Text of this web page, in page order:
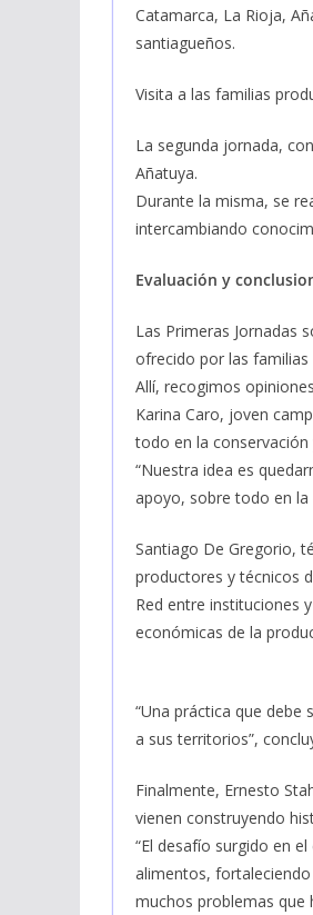
Catamarca, La Rioja,
santiagueños.
Visita a las familias
La segunda jornada,
Añatuya.
Durante la misma, se
intercambiando
Evaluación y
Las Primeras Jornadas
ofrecido por las familias
Allí, recogimos
Karina Caro, joven
todo en la
“Nuestra idea es
apoyo, sobre todo en la
Santiago De Gregorio,
productores y técnicos
Red entre instituciones
económicas de la
“Una práctica que
a sus territorios”,
Finalmente, Ernesto
vienen construyendo
“El desafío surgido en
alimentos,
muchos problemas que